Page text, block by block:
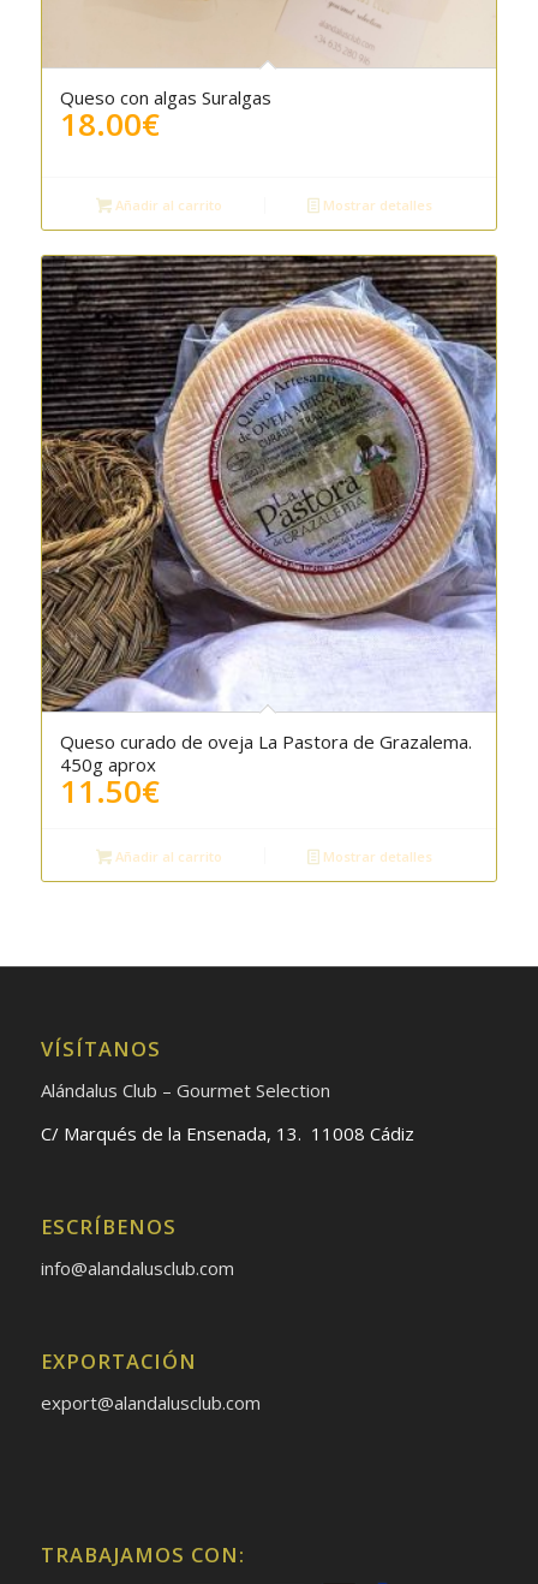
5.00
Queso con algas Suralgas
18.00€
Añadir al carrito Mostrar detalles
Queso curado de oveja La Pastora de Grazalema.
450g aprox
11.50€
Añadir al carrito Mostrar detalles
VÍSÍTANOS
Alándalus Club – Gourmet Selection
C/ Marqués de la Ensenada, 13. 11008 Cádiz
ESCRÍBENOS
info@alandalusclub.com
EXPORTACIÓN
export@alandalusclub.com
TRABAJAMOS CON: